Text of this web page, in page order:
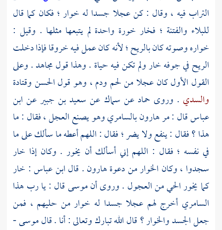
التراب فيه ، وقال : كن عجلا جسدا له خوار ؛ فكان كما قال
للبلاء والفتنة ؛ فخار خورة واحدة لم يتبعها مثلها . وقيل :
خواره وصوته كان بالريح ؛ لأنه كان عمل فيه خروقا فإذا دخلت
الريح في جوفه خار ولم تكن فيه حياة . وهذا قولمجاهد. وعلى
القول الأول كان عجلا من لحم ودم ، وهو قولالحسنوقتادة
والسدي . وروى حمادعن سماك عن سعيد بن جبيرعن ابن
عباسقال : مرهارونبالسامريوهو يصنع العجل ، فقال : ما
هذا ؟ فقال : ينفع ولا يضر ؛ فقال : اللهم أعطه ما سألك على ما
في نفسه ؛ فقال : اللهم إني أسألك أن يخور . وكان إذا خار
سجدوا ، وكان الخوار من دعوةهارون. قالابن عباس: خار
كما يخور الحي من العجول . وروى أنموسىقال : يا رب هذا
السامري أخرج لهم عجلا جسدا له خوار من حليهم ، فمن
جعل الجسد والخوار ؟ قال الله تبارك وتعالى : أنا . قالموسى-